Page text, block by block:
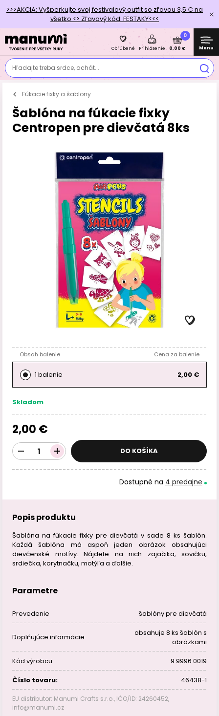
>>>AKCIA: Vyšperkujte svoj festivalový outfit so zľavou 3,5 € na
všetko <> Zľavový kód: FESTAKY<<<
Hľadajte treba srdce, achát...
Obľúbené Prihlásenie
0
0,00 € Menu
Fúkacie fixky a šablony
Šablóna na fúkacie fixky
Centropen pre dievčatá 8ks
Obsah balenie Cena za balenie
1 balenie 2,00 €
Skladom
2,00 €
DO KOŠÍKA
Dostupné na 4 predajne
Popis produktu
Šablóna na fúkacie fixky pre dievčatá v sade 8 ks šablón.
Každá šablóna má aspoň jeden obrázok obsahujúci
dievčenské motívy. Nájdete na nich zajačika, sovičku,
srdiečka, korytnačku, motýľa a ďalšie.
Parametre
Prevedenie šablóny pre dievčatá
Doplňujúce informácie
obsahuje 8 ks šablón s
obrázkami
Kód výrobcu 9 9996 0019
Číslo tovaru: 46438-1
EU distributor: Manumi Crafts s.r.o., IČO/ID: 24260452,
info@manumi.cz